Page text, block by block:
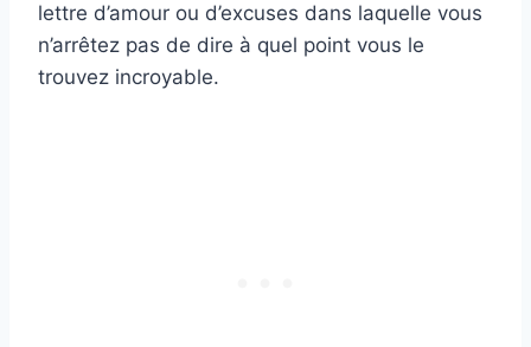
lettre d’amour ou d’excuses dans laquelle vous
n’arrêtez pas de dire à quel point vous le
trouvez incroyable.